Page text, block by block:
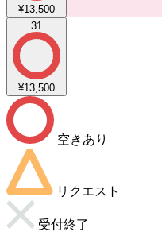
¥13,500
31
¥13,500
空きあり
リクエスト
受付終了